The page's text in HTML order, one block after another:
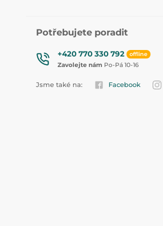
Potřebujete poradit
+420 770 330 792 offline
Zavolejte nám Po-Pá 10-16
Jsme také na: Facebook